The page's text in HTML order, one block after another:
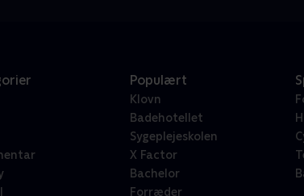
Populært
Klovn
Badehotellet
Sygeplejeskolen
X Factor
Bachelor
Forræder